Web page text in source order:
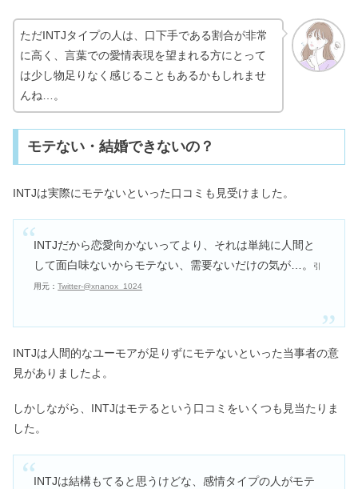
ただINTJタイプの人は、口下手である割合が非常
に高く、言葉での愛情表現を望まれる方にとって
は少し物足りなく感じることもあるかもしれませ
んね…。
モテない・結婚できないの？
INTJは実際にモテないといった口コミも見受けました。
INTJだから恋愛向かないってより、それは単純に人間と
して面白味ないからモテない、需要ないだけの気が…。
引
用元：Twitter‐@xnanox_1024
INTJは人間的なユーモアが足りずにモテないといった当事者の意
見がありましたよ。
しかしながら、INTJはモテるという口コミをいくつも見当たりま
した。
INTJは結構もてると思うけどな、感情タイプの人がモテ